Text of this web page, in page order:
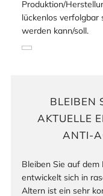
Produktion/
lückenlos verfolgbar
werden kann/soll.
BLEIBEN
AKTUELLE
ANTI-
Bleiben Sie auf
entwickelt sich in
Altern ist ein sehr